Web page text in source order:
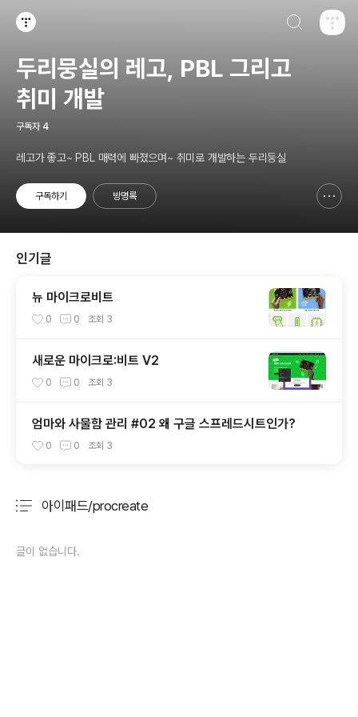
두리뭉실의 레고, PBL 그리고
취미 개발
구독자 4
레고가 좋고~ PBL 매력에 빠졌으며~ 취미로 개발하는 두리둥실
구독하기 방명록
인기글
뉴 마이크로비트
0 0 조회 3
새로운 마이크로:비트 V2
0 0 조회 3
엄마와 사물함 관리 #02 왜 구글 스프레드시트인가?
0 0 조회 3
아이패드/procreate
글이 없습니다.